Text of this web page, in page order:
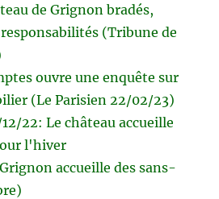
de Grignon bradés,
(Tribune de
ouvre une enquête sur
(Le Parisien 22/02/23)
22: Le château accueille
l'hiver
accueille des sans-